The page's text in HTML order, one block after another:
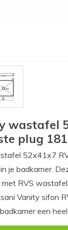
wastafel
plug
52x41x7
je badkamer.
met RVS
Vanity sifon
een